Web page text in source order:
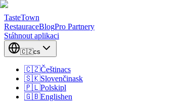
TasteTown
RestauraceBlogPro Partnery
Stáhnout aplikaci
🇨🇿cs
🇨🇿Češtinacs
🇸🇰Slovenčinask
🇵🇱Polskipl
🇬🇧Englishen